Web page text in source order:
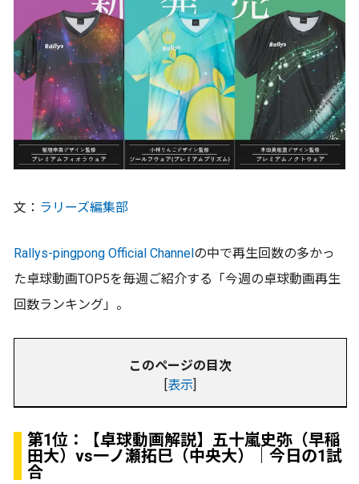
文： ラリーズ編集部
Rallys-pingpong Official Channelの中で再生回数の多かっ
た卓球動画TOP5を毎週ご紹介する「今週の卓球動画再生
回数ランキング」。
このページの目次
[表示]
第1位：
【卓球動画解説】五十嵐史弥（早稲
田大）vs一ノ瀬拓巳（中央大）｜今日の1試
合